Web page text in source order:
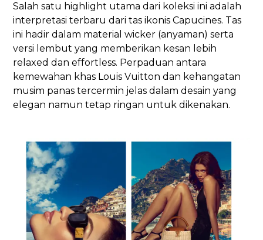
Salah satu highlight utama dari koleksi ini adalah
interpretasi terbaru dari tas ikonis Capucines. Tas
ini hadir dalam material wicker (anyaman) serta
versi lembut yang memberikan kesan lebih
relaxed dan effortless. Perpaduan antara
kemewahan khas Louis Vuitton dan kehangatan
musim panas tercermin jelas dalam desain yang
elegan namun tetap ringan untuk dikenakan.